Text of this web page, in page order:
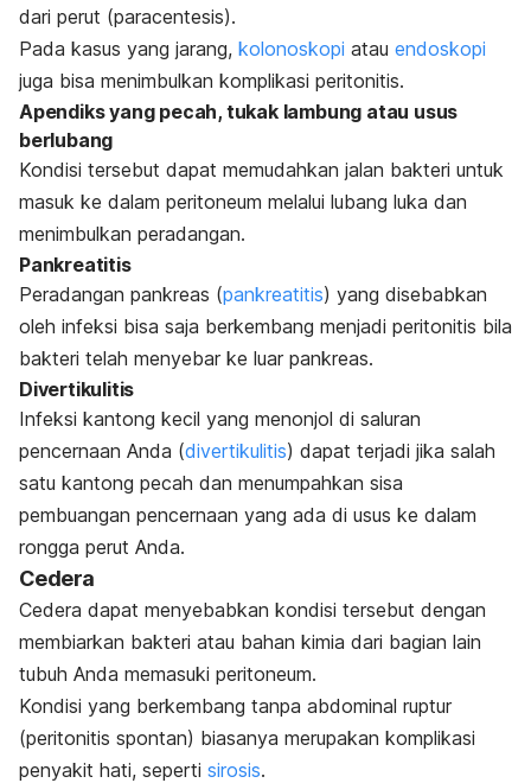
dari perut (paracentesis).
Pada kasus yang jarang, kolonoskopi atau endoskopi
juga bisa menimbulkan komplikasi peritonitis.
Apendiks yang pecah, tukak lambung atau usus
berlubang
Kondisi tersebut dapat memudahkan jalan bakteri untuk
masuk ke dalam peritoneum melalui lubang luka dan
menimbulkan peradangan.
Pankreatitis
Peradangan pankreas (pankreatitis) yang disebabkan
oleh infeksi bisa saja berkembang menjadi peritonitis bila
bakteri telah menyebar ke luar pankreas.
Divertikulitis
Infeksi kantong kecil yang menonjol di saluran
pencernaan Anda (divertikulitis) dapat terjadi jika salah
satu kantong pecah dan menumpahkan sisa
pembuangan pencernaan yang ada di usus ke dalam
rongga perut Anda.
Cedera
Cedera dapat menyebabkan kondisi tersebut dengan
membiarkan bakteri atau bahan kimia dari bagian lain
tubuh Anda memasuki peritoneum.
Kondisi yang berkembang tanpa abdominal ruptur
(peritonitis spontan) biasanya merupakan komplikasi
penyakit hati, seperti sirosis.